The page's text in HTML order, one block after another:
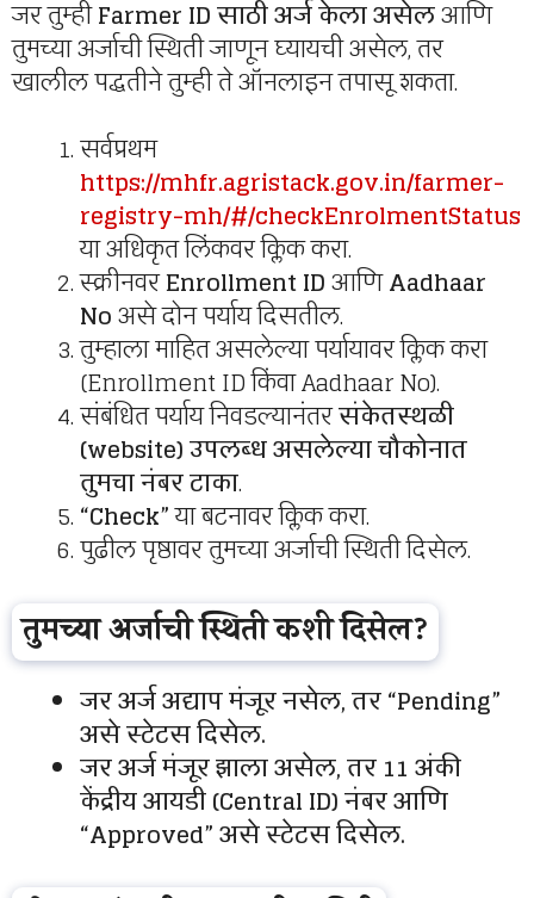
जर तुम्हीFarmer ID साठी अर्ज केला असेलआणि
तुमच्या अर्जाची स्थिती जाणून घ्यायची असेल, तर
खालील पद्धतीने तुम्ही ते ऑनलाइन तपासू शकता.
सर्वप्रथम
https://mhfr.agristack.gov.in/farmer-
registry-mh/#/checkEnrolmentStatus
या अधिकृत लिंकवर क्लिक करा.
स्क्रीनवरEnrollment IDआणिAadhaar
Noअसे दोन पर्याय दिसतील.
तुम्हाला माहित असलेल्या पर्यायावर क्लिक करा
(Enrollment ID किंवा Aadhaar No).
संबंधित पर्याय निवडल्यानंतरसंकेतस्थळी
(website) उपलब्ध असलेल्या चौकोनात
तुमचा नंबर टाका.
“Check”या बटनावर क्लिक करा.
पुढील पृष्ठावर तुमच्या अर्जाची स्थिती दिसेल.
तुमच्या अर्जाची स्थिती कशी दिसेल?
जर अर्ज अद्याप मंजूर नसेल, तर “Pending”
असे स्टेटस दिसेल.
जर अर्ज मंजूर झाला असेल, तर 11 अंकी
केंद्रीय आयडी (Central ID) नंबर आणि
“Approved” असे स्टेटस दिसेल.